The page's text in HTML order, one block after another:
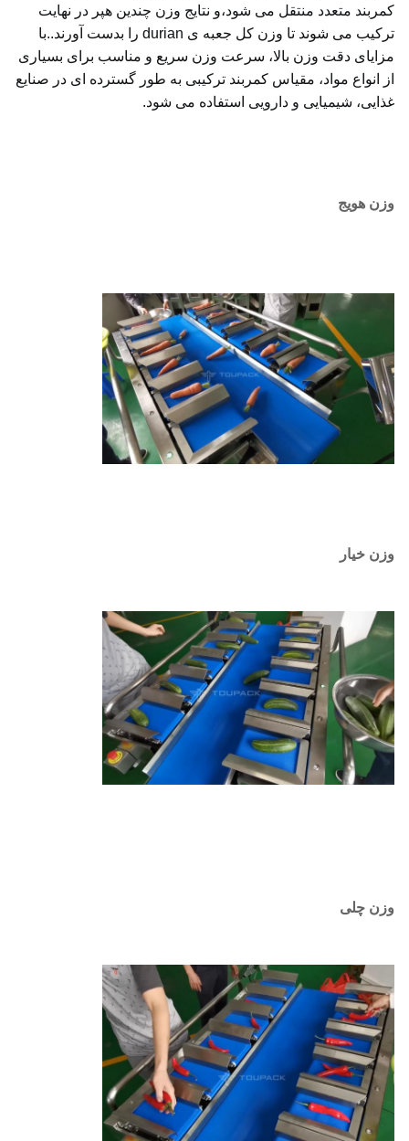
ترکیب می شوند تا وزن کل جعبه ی durian را بدست آورند..
غذایی، شیمیایی و دارویی استفاده می شود.
وزن هویج
وزن خیار
وزن چلی